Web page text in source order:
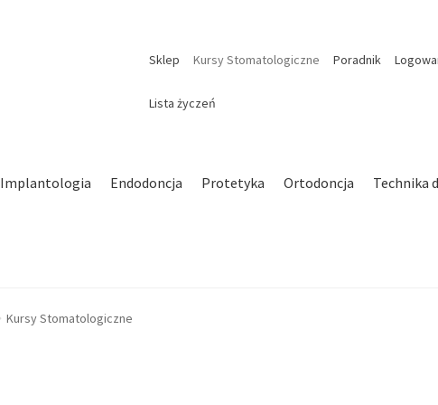
Sklep Kursy Stomatologiczne Poradnik
Lista życzeń
Implantologia Endodoncja Protetyka Ortodoncja Technika
Kursy Stomatologiczne